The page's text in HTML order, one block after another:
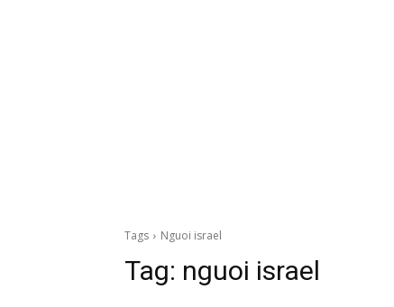
Tags Nguoi israel
Tag: nguoi israel